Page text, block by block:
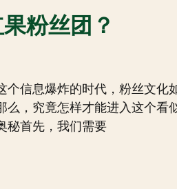
粉丝团？
信息爆炸的时代，粉丝文化
，究竟怎样才能进入这个看
秘首先，我们需要